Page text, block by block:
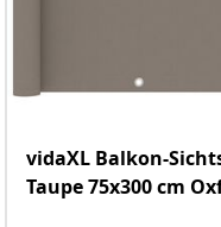
vidaXL Balkon-
Taupe 75x300 cm